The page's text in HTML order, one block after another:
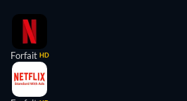
Forfait HD